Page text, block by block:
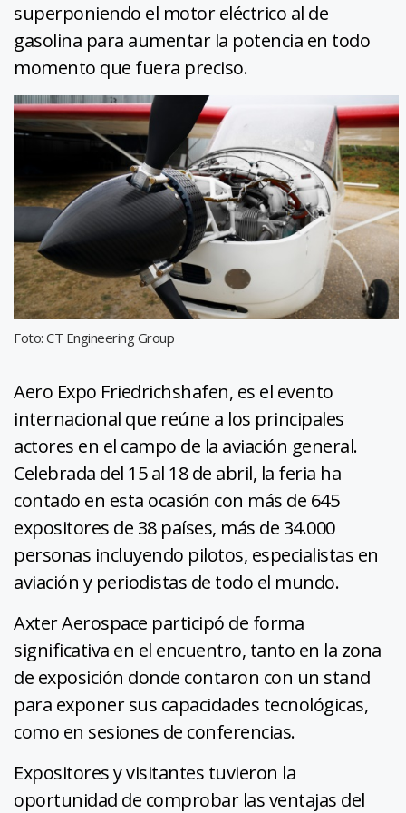
superponiendo el motor eléctrico al de
gasolina para aumentar la potencia en todo
momento que fuera preciso.
Foto: CT Engineering Group
Aero Expo Friedrichshafen, es el evento
internacional que reúne a los principales
actores en el campo de la aviación general.
Celebrada del 15 al 18 de abril, la feria ha
contado en esta ocasión con más de 645
expositores de 38 países, más de 34.000
personas incluyendo pilotos, especialistas en
aviación y periodistas de todo el mundo.
Axter Aerospace participó de forma
significativa en el encuentro, tanto en la zona
de exposición donde contaron con un stand
para exponer sus capacidades tecnológicas,
como en sesiones de conferencias.
Expositores y visitantes tuvieron la
oportunidad de comprobar las ventajas del